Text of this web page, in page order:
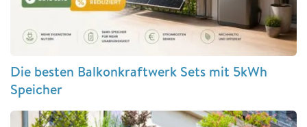
Die besten Balkonkraftwerk Sets mit 5kWh
Speicher